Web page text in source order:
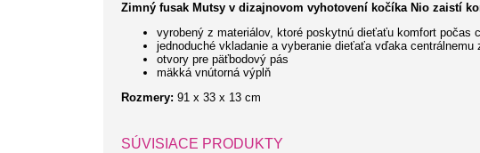
Zimný fusak Mutsy v dizajnovom vyhotovení kočíka Nio zaistí
vyrobený z materiálov, ktoré poskytnú dieťaťu komfort počas
jednoduché vkladanie a vyberanie dieťaťa vďaka centrálnemu
otvory pre päťbodový pás
mäkká vnútorná výplň
Rozmery: 91 x 33 x 13 cm
SÚVISIACE PRODUKTY